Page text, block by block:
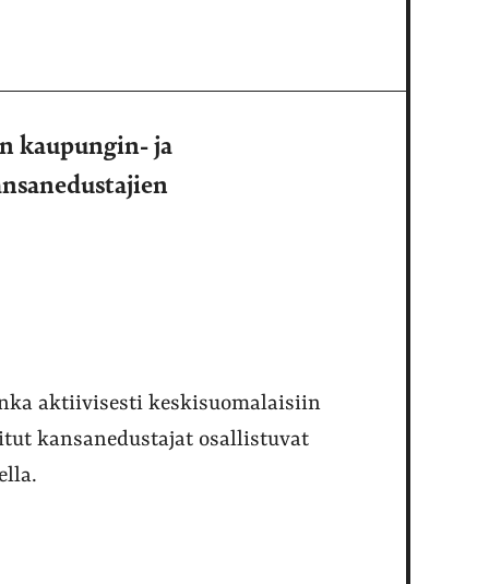
kaupungin- ja
aktiivisesti keskisuomalaisiin
kansanedustajat osallistuvat